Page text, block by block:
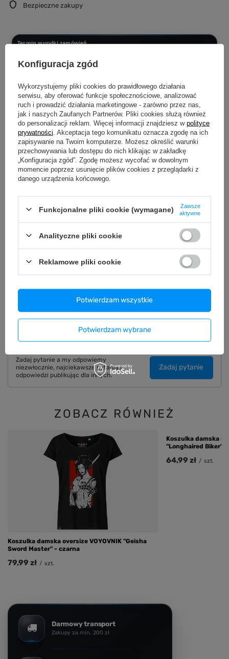
Bezpieczne zakupy
Termin wysyłki zamówień
PONIEDZIAŁEK - CZWARTEK DO 12:00
CZWARTEK PO 12:00 - SOBOTA DO 12:00
Wysyłka w poniedziałek
SOBOTA PO 12:00 - NIEDZIELA
Wysyłka we wtorek
Produkujemy dopiero po złożeniu zamówienia.Dzięki temu każda
koszulka i bluza powstaje specjalnie dla Ciebie i przechodzi kontrolę jakości
przed wysyłką.
SZCZEGÓŁOWE DANE
Zadaj pytanie a my odpowiemy
niezwłocznie, najciekawsze pytania i
odpowiedzi publikując dla innych.
Zadaj pytanie
ZOBACZ RÓWNIEŻ
Koszulka damska oversize VOYOVNIK "Geisha
Sword Master" - czarna
79,99 zł / szt.
Koszulka damska
"Longhaired Biker" -
64,99 zł / szt.
Darmowy transport
Zakupy za min. 200 zł
Konfiguracja zgód
Wykorzystujemy pliki cookies do prawidłowego działania
serwisu, aby oferować funkcje społecznościowe, analizować
ruch i prowadzić działania marketingowe - zarówno przez nas,
jak i naszych Zaufanych Partnerów. Pliki cookies służą również
do personalizacji reklam. Więcej informacji znajdziesz w polityce
prywatności . Akceptacja tego komunikatu oznacza zgodę na ich
zapisywanie na Twoim komputerze. Możesz określić warunki
przechowywania lub dostępu do nich klikając w zakładkę
„Konfiguracja zgód”. Zgodę możesz wycofać w dowolnym
momencie poprzez usunięcie plików cookies z przeglądarki z
danego urządzenia końcowego.
Funkcjonalne pliki cookie (wymagane)
Zawsze
aktywne
Analityczne pliki cookie
Reklamowe pliki cookie
Potwierdzam wybrane
Potwierdzam wszystkie